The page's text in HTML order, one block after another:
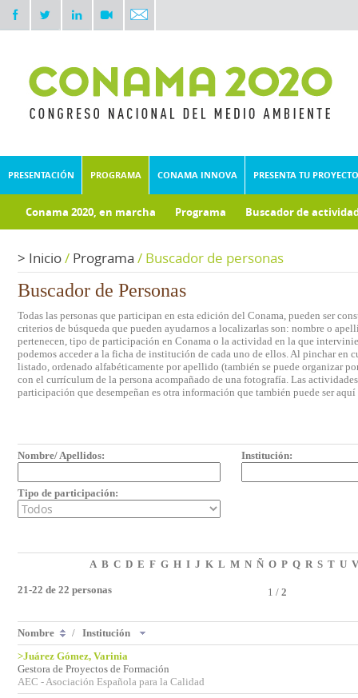
PRESENTACIÓN PROGRAMA CONAMA INNOVA PRESENTA TU PROYECTO
Conama 2020, en marcha Programa Buscador de
> Inicio/ Programa / Buscador de personas
Buscador de Personas
Todas las personas que participan en esta edición del Conama, pueden ser
criterios de búsqueda que pueden ayudarnos a localizarlas son: nombre o
pertenecen, tipo de participación en Conama o la actividad en la que
podemos acceder a la ficha de institución de cada uno de ellos. Al pinchar en
listado, ordenado alfabéticamente por apellido (también se puede organizar
con el currículum de la persona acompañado de una fotografía. Las
participación que desempeñan es otra información que también puede ser
Nombre/ Apellidos: Institución:
Tipo de participación:
A B C D E F G H I J K L M N Ñ O P Q R S T U V
21-22 de 22 personas 1 / 2
Nombre / Institución
>Juárez Gómez, Varinia
Gestora de Proyectos de Formación
AEC - Asociación Española para la Calidad